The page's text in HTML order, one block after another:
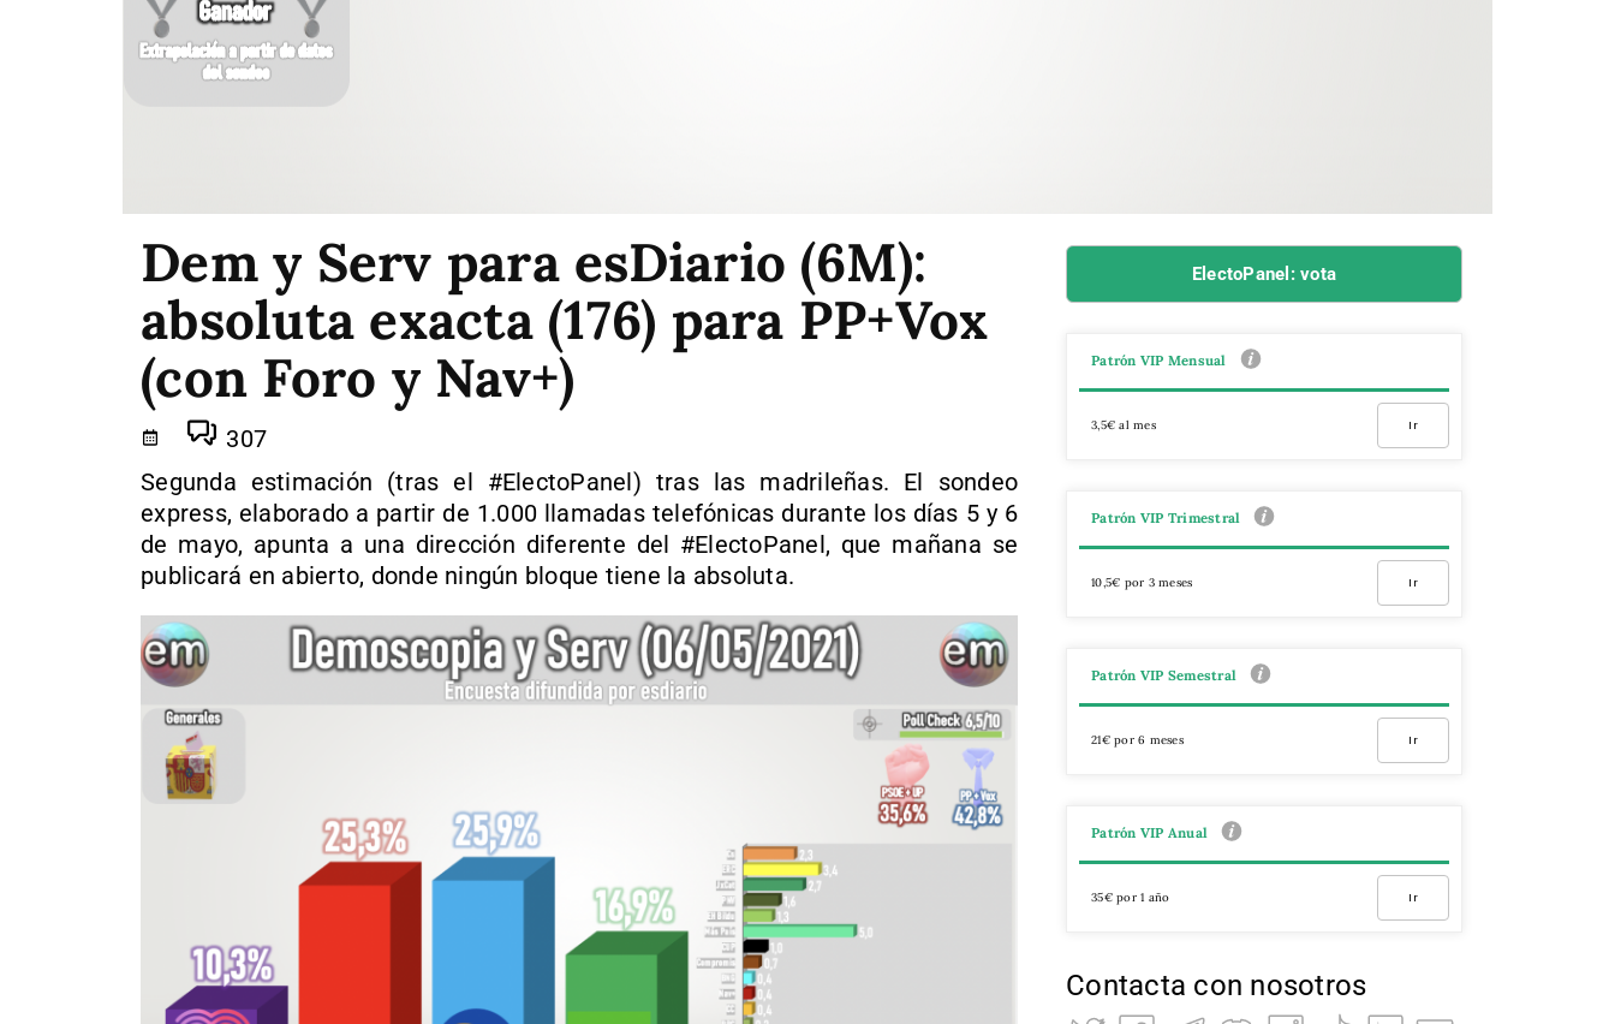
Dem y Serv para esDiario (6M):
absoluta exacta (176) para PP+Vox
(con Foro y Nav+)
307
Segunda estimación (tras el #ElectoPanel) tras las madrileñas. El sondeo
express, elaborado a partir de 1.000 llamadas telefónicas durante los días 5 y 6
de mayo, apunta a una dirección diferente del #ElectoPanel, que mañana se
publicará en abierto, donde ningún bloque tiene la absoluta.
ElectoPanel: vota
Patrón VIP Mensual
3,5€ al mes Ir
Patrón VIP Trimestral
10,5€ por 3 meses Ir
Patrón VIP Semestral
21€ por 6 meses Ir
Patrón VIP Anual
35€ por 1 año Ir
Contacta con nosotros